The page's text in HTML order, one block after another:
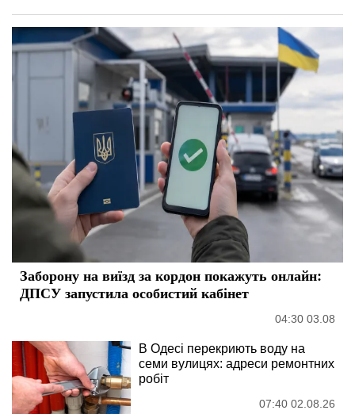
Заборону на виїзд за кордон покажуть онлайн:
ДПСУ запустила особистий кабінет
04:30 03.08
В Одесі перекриють воду на
семи вулицях: адреси ремонтних
робіт
07:40 02.08.26